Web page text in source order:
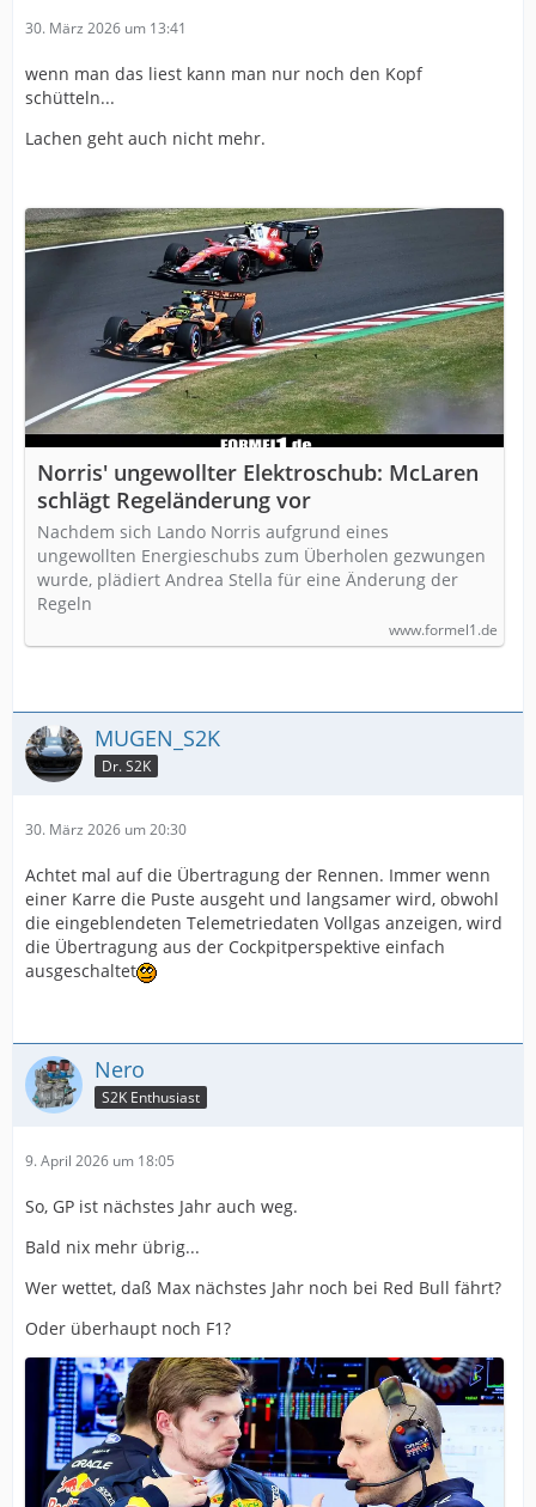
30. März 2026 um 13:41
wenn man das liest kann man nur noch den Kopf
schütteln...
Lachen geht auch nicht mehr.
Norris' ungewollter Elektroschub: McLaren
schlägt Regeländerung vor
Nachdem sich Lando Norris aufgrund eines
ungewollten Energieschubs zum Überholen gezwungen
wurde, plädiert Andrea Stella für eine Änderung der
Regeln
www.formel1.de
MUGEN_S2K
Dr. S2K
30. März 2026 um 20:30
Achtet mal auf die Übertragung der Rennen. Immer wenn
einer Karre die Puste ausgeht und langsamer wird, obwohl
die eingeblendeten Telemetriedaten Vollgas anzeigen, wird
die Übertragung aus der Cockpitperspektive einfach
ausgeschaltet
Nero
S2K Enthusiast
9. April 2026 um 18:05
So, GP ist nächstes Jahr auch weg.
Bald nix mehr übrig...
Wer wettet, daß Max nächstes Jahr noch bei Red Bull fährt?
Oder überhaupt noch F1?